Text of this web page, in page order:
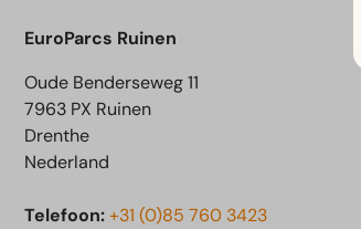
EuroParcs Ruinen
Oude Benderseweg 11
7963 PX Ruinen
Drenthe
Nederland
Telefoon:+31 (0)85 760 3423